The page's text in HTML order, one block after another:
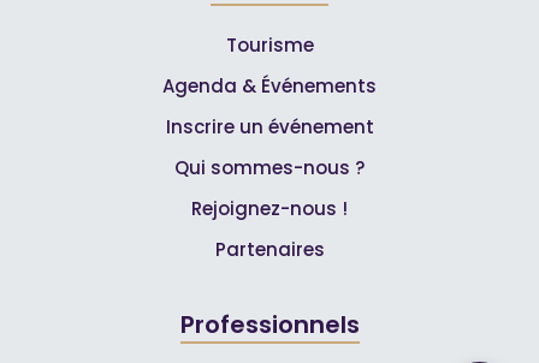
Tourisme
Agenda & Événements
Inscrire un événement
Qui sommes-nous ?
Rejoignez-nous !
Partenaires
Professionnels